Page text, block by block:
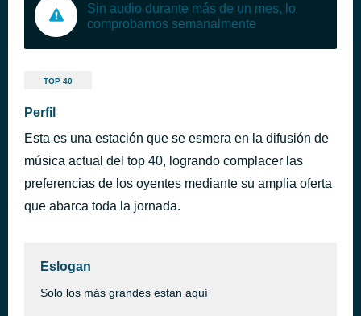
Sin audio durante más de un mes, lo
comprobamos semanalmente
TOP 40
Perfil
Esta es una estación que se esmera en la difusión de
música actual del top 40, logrando complacer las
preferencias de los oyentes mediante su amplia oferta
que abarca toda la jornada.
Eslogan
Solo los más grandes están aquí